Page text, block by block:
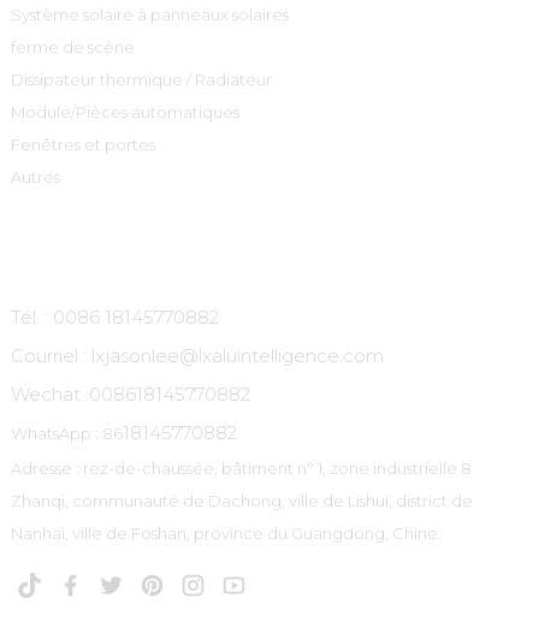
Système solaire à panneaux solaires
ferme de scène
Dissipateur thermique / Radiateur
Module/Pièces automatiques
Fenêtres et portes
Autres
Tél. : 0086 18145770882
Courriel : lxjasonlee@lxaluintelligence.com
Wechat :008618145770882
WhatsApp : 8618145770882
Adresse : rez-de-chaussée, bâtiment n° 1, zone industrielle 8
Zhanqi, communauté de Dachong, ville de Lishui, district de
Nanhai, ville de Foshan, province du Guangdong, Chine.